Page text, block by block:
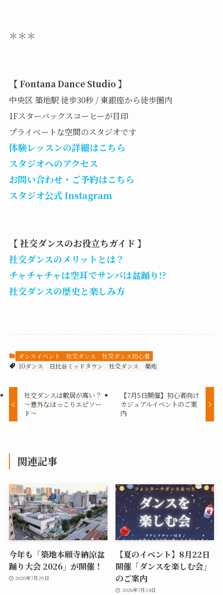
＊＊＊
【 Fontana Dance Studio 】
中央区 築地駅 徒歩30秒 / 東銀座から徒歩圏内
1Fスターバックスコーヒーが目印
プライベートな空間のスタジオです
体験レッスンの詳細はこちら
スタジオへのアクセス
お問い合わせ・ご予約はこちら
スタジオ公式 Instagram
【 社交ダンスのお役立ちガイド 】
社交ダンスのメリットとは？
チャチャチャは空耳でサンバは盆踊り!?
社交ダンスの歴史と楽しみ方
ダンスイベント 社交ダンス
社交ダンス初心者
10ダンス
日比谷ミッドタウン 社交ダンス 築地
社交ダンスは敷居が高い？
～意外なほっこりエピソー
ド～
【7月5日開催】初心者向け
カジュアルイベントのご案
内
関連記事
今年も「築地本願寺納涼盆
踊り大会 2026」が開催！
2026年7月29日
【夏のイベント】8月22日
開催「ダンスを楽しむ会」
のご案内
2026年7月24日